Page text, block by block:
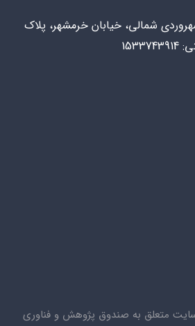
شمالی، خیابان خرمشهر، پلاک
متعلق به صندوق پژوهش و فناوری